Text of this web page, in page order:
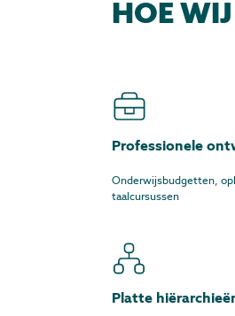
HOE
Professionele
Onderwijsbudgetten,
taalcursussen
Platte